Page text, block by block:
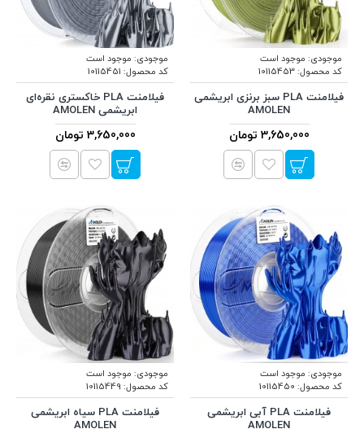
موجودی: موجود است
کد محصول:10115453
فیلامنت PLA سبز برنزی ابریشمی
AMOLEN
3,650,000 تومان
موجودی: موجود است
کد محصول: 10115451
فیلامنت PLA خاکستری نقره‌ای
ابریشمی AMOLEN
3,650,000 تومان
موجودی: موجود است
کد محصول: 10115450
فیلامنت PLA آبی ابریشمی
AMOLEN
موجودی: موجود است
کد محصول: 10115449
فیلامنت PLA سیاه ابریشمی
AMOLEN